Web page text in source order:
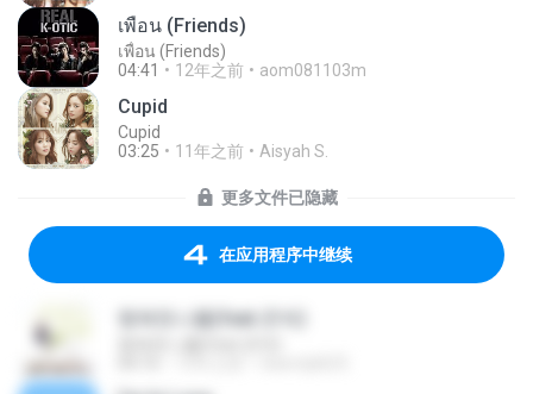
เพื่อน (Friends)
เพื่อน (Friends)
04:41
12年之前 aom081103m
Cupid
Cupid
03:25
11年之前 Aisyah S.
更多文件已隐藏
在应用程序中继续
행복한나를(feat.존박)